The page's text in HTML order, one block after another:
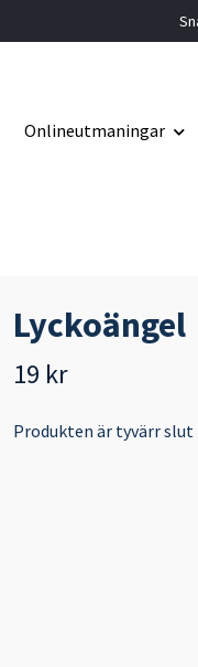
Onlineutmaningar
Lyckoängel
19 kr
Produkten är tyvärr slut